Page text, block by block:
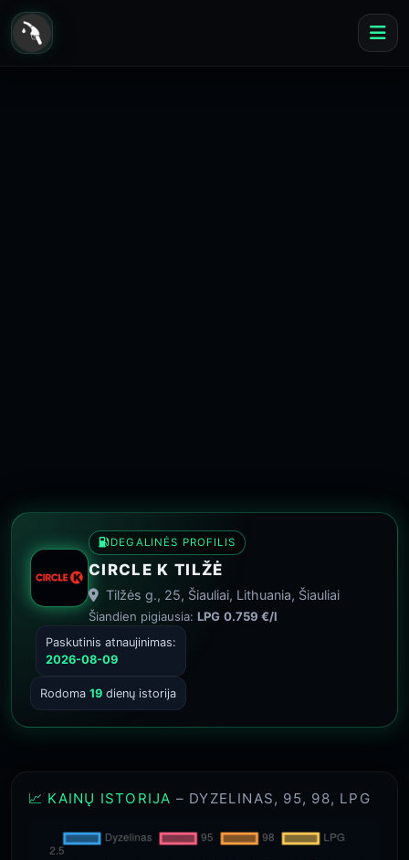
DEGALINĖS PROFILIS
CIRCLE K TILŽĖ
Tilžės g., 25, Šiauliai, Lithuania, Šiauliai
Šiandien pigiausia: LPG 0.759 €/l
Paskutinis atnaujinimas:
2026-08-09
Rodoma 19 dienų istorija
📈 KAINŲ ISTORIJA – DYZELINAS, 95, 98, LPG